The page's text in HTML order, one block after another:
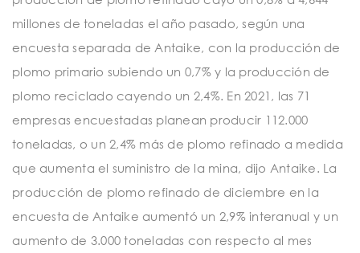
millones de toneladas el año pasado, según una
encuesta separada de Antaike, con la producción de
plomo primario subiendo un 0,7% y la producción de
plomo reciclado cayendo un 2,4%. En 2021, las 71
empresas encuestadas planean producir 112.000
toneladas, o un 2,4% más de plomo refinado a medida
que aumenta el suministro de la mina, dijo Antaike. La
producción de plomo refinado de diciembre en la
encuesta de Antaike aumentó un 2,9% interanual y un
aumento de 3.000 toneladas con respecto al mes